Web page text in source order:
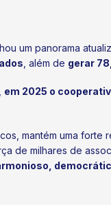
um panorama
, além de gerar
em 2025 o
mantém uma forte
de milhares de